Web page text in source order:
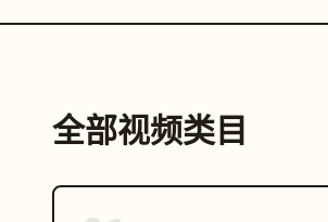
全部视频类目